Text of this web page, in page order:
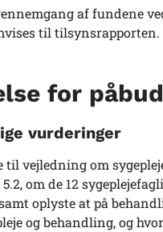
af fundene
til tilsynsrapporten.
for
vurderinger
til vejledning om
om de 12
oplyste at på
og behandling, og